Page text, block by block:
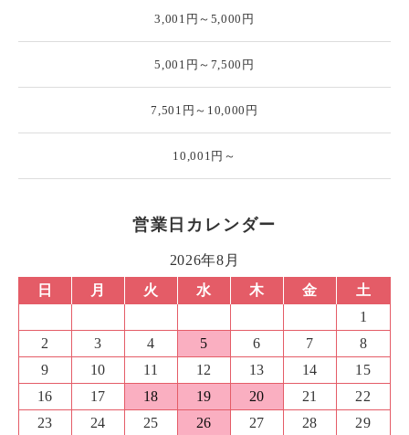
3,001円～5,000円
5,001円～7,500円
7,501円～10,000円
10,001円～
営業日カレンダー
2026年8月
日
月 火 水 木 金
土
1
2
3 4 5 6 7
8
9
10 11 12 13 14
15
16
17 18 19 20 21
22
23
24 25 26 27 28
29